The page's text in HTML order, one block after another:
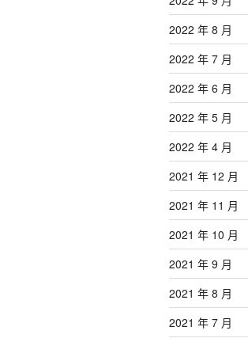
2022 年 8 月
2022 年 7 月
2022 年 6 月
2022 年 5 月
2022 年 4 月
2021 年 12 月
2021 年 11 月
2021 年 10 月
2021 年 9 月
2021 年 8 月
2021 年 7 月